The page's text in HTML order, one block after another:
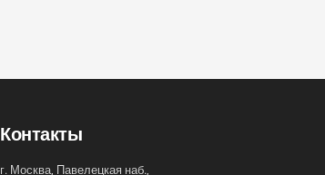
Контакты
г. Москва, Павелецкая наб.,